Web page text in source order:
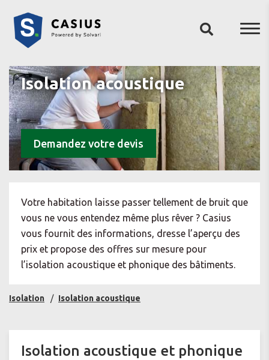
Isolation acoustique
Demandez votre devis
Votre habitation laisse passer tellement de bruit que
vous ne vous entendez même plus rêver ? Casius
vous fournit des informations, dresse l’aperçu des
prix et propose des offres sur mesure pour
l’isolation acoustique et phonique des bâtiments.
Isolation Isolation acoustique
Isolation acoustique et phonique